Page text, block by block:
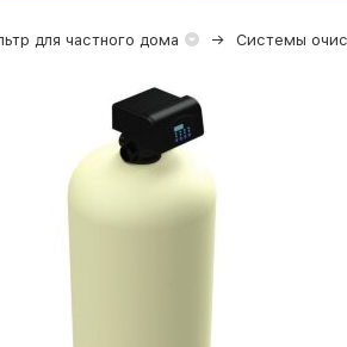
для частного дома Системы